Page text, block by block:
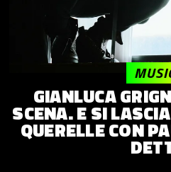
GIANLUCA
SCENA. E SI
QUERELLE CON